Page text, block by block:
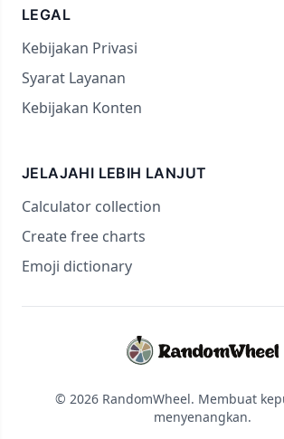
LEGAL
Kebijakan Privasi
Syarat Layanan
Kebijakan Konten
JELAJAHI LEBIH LANJUT
Calculator collection
Create free charts
Emoji dictionary
© 2026 RandomWheel. Membuat
menyenangkan.